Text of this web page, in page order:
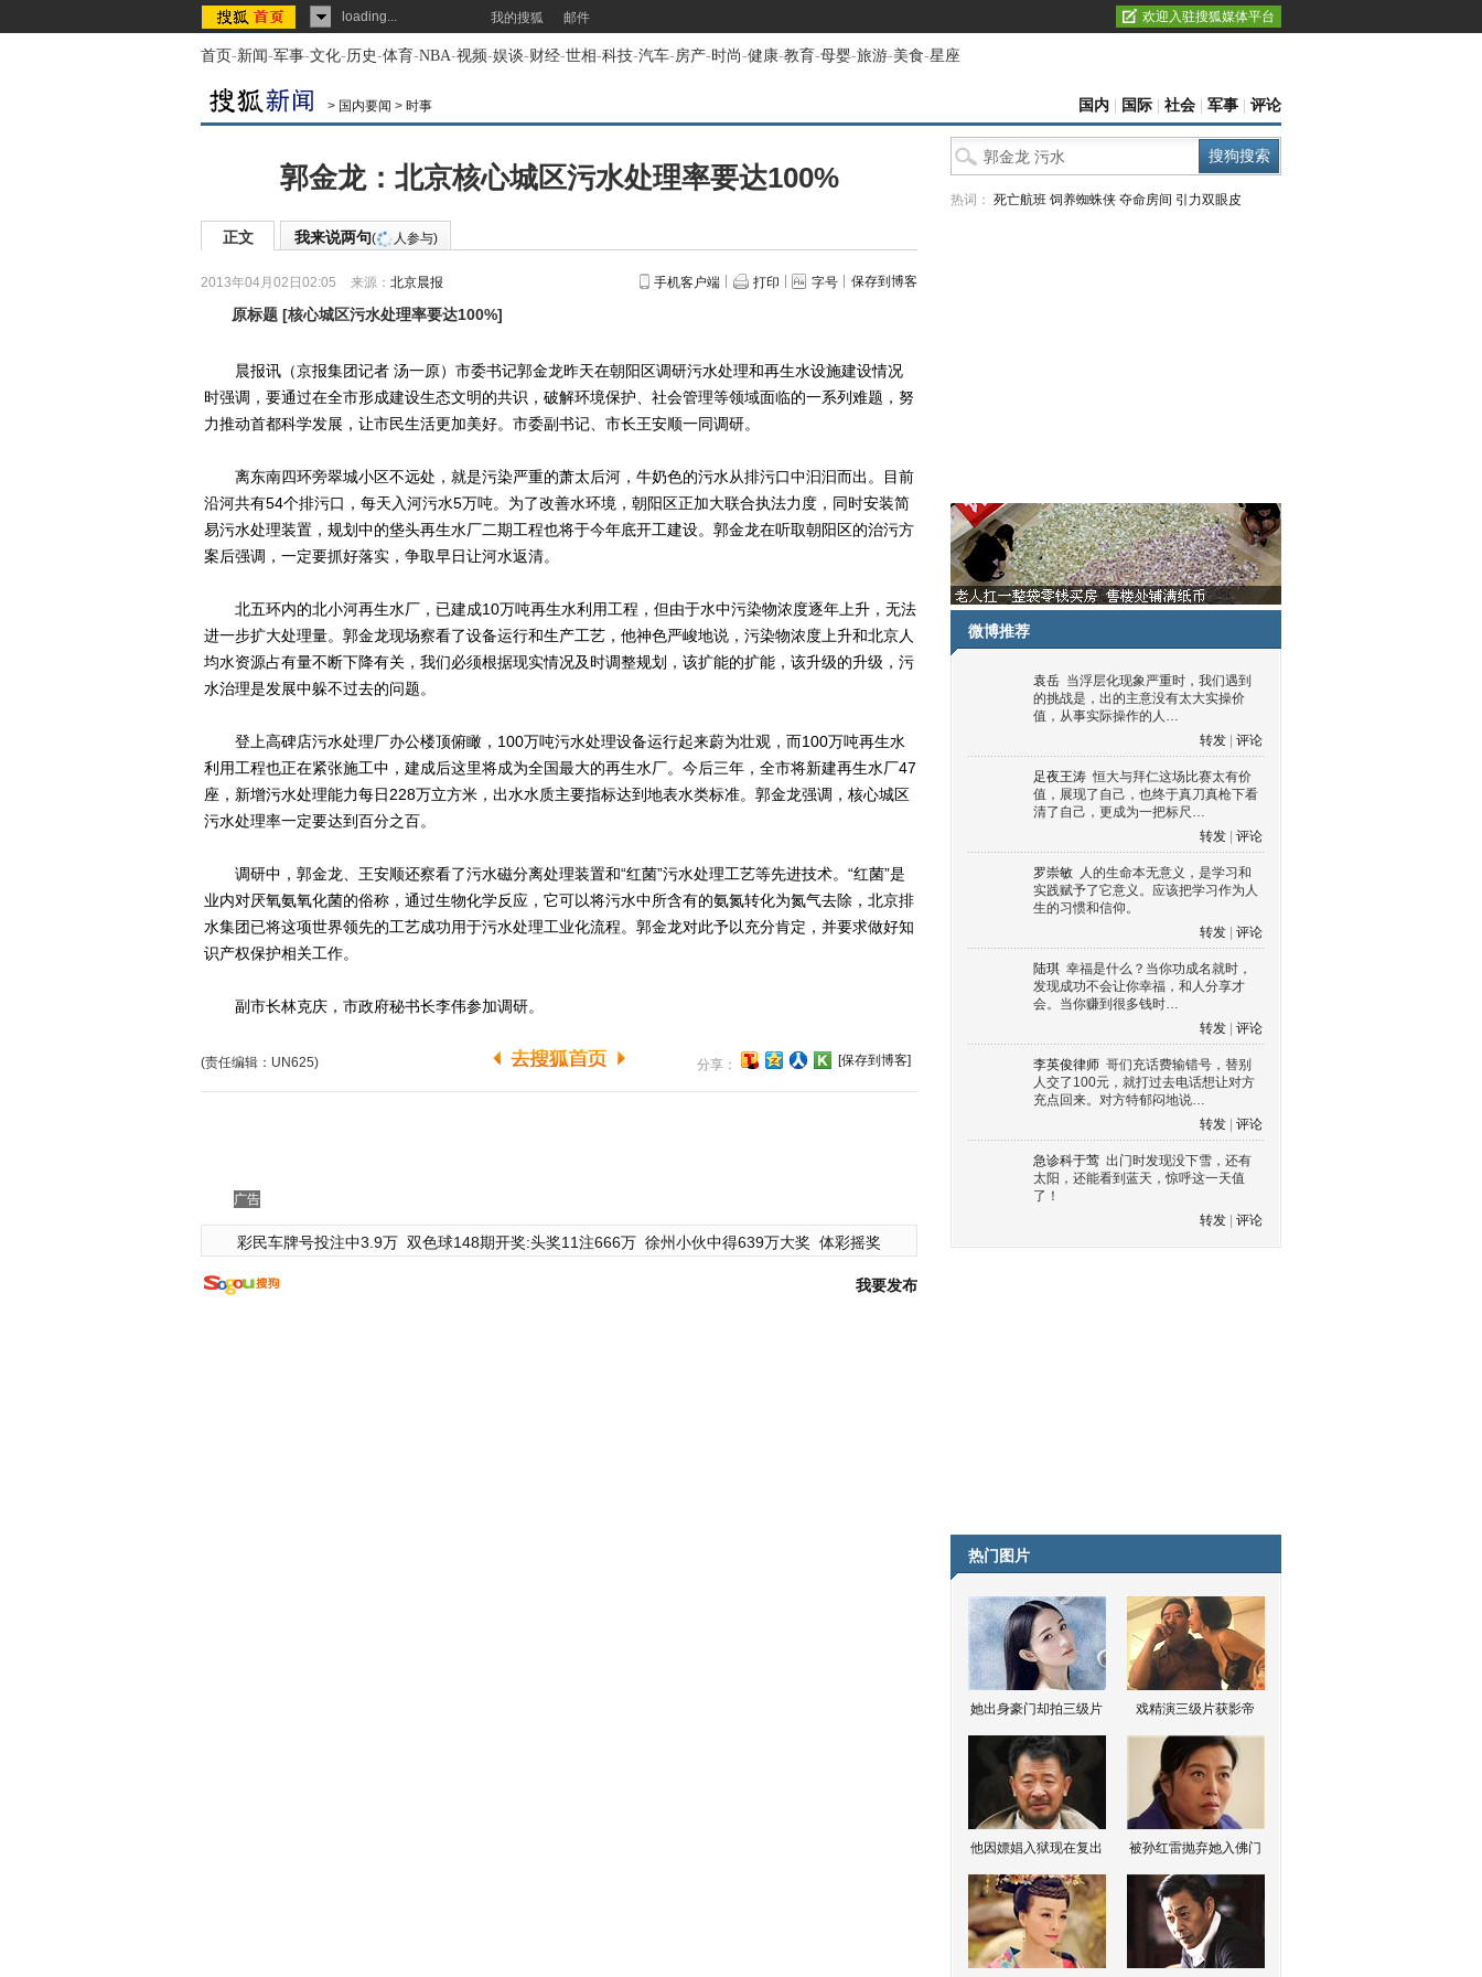
loading... 我的搜狐 邮件 欢迎入驻搜狐媒体平台
首页-新闻-军事-文化-历史-体育-NBA-视频-娱谈-财经-世相-科技-汽车-房产-时尚-健康-教育-母婴-旅游-美食-星座
> 国内要闻 > 时事 国内 国际 社会 军事 评论
郭金龙：北京核心城区污水处理率要达100%
正文 我来说两句( 人参与)
2013年04月02日02:05 来源： 北京晨报 手机客户端 打印 字号 保存到博客
原标题 [核心城区污水处理率要达100%]
晨报讯（京报集团记者 汤一原）市委书记郭金龙昨天在朝阳区调研污水处理和再生水设施建设情况
时强调，要通过在全市形成建设生态文明的共识，破解环境保护、社会管理等领域面临的一系列难题，努
力推动首都科学发展，让市民生活更加美好。市委副书记、市长王安顺一同调研。
离东南四环旁翠城小区不远处，就是污染严重的萧太后河，牛奶色的污水从排污口中汩汩而出。目前
沿河共有54个排污口，每天入河污水5万吨。为了改善水环境，朝阳区正加大联合执法力度，同时安装简
易污水处理装置，规划中的垡头再生水厂二期工程也将于今年底开工建设。郭金龙在听取朝阳区的治污方
案后强调，一定要抓好落实，争取早日让河水返清。
北五环内的北小河再生水厂，已建成10万吨再生水利用工程，但由于水中污染物浓度逐年上升，无法
进一步扩大处理量。郭金龙现场察看了设备运行和生产工艺，他神色严峻地说，污染物浓度上升和北京人
均水资源占有量不断下降有关，我们必须根据现实情况及时调整规划，该扩能的扩能，该升级的升级，污
水治理是发展中躲不过去的问题。
登上高碑店污水处理厂办公楼顶俯瞰，100万吨污水处理设备运行起来蔚为壮观，而100万吨再生水
利用工程也正在紧张施工中，建成后这里将成为全国最大的再生水厂。今后三年，全市将新建再生水厂47
座，新增污水处理能力每日228万立方米，出水水质主要指标达到地表水类标准。郭金龙强调，核心城区
污水处理率一定要达到百分之百。
调研中，郭金龙、王安顺还察看了污水磁分离处理装置和“红菌”污水处理工艺等先进技术。“红菌”是
业内对厌氧氨氧化菌的俗称，通过生物化学反应，它可以将污水中所含有的氨氮转化为氮气去除，北京排
水集团已将这项世界领先的工艺成功用于污水处理工业化流程。郭金龙对此予以充分肯定，并要求做好知
识产权保护相关工作。
副市长林克庆，市政府秘书长李伟参加调研。
(责任编辑：UN625) 分享： [保存到博客]
广告
彩民车牌号投注中3.9万 双色球148期开奖:头奖11注666万 徐州小伙中得639万大奖 体彩摇奖
我要发布
热词： 死亡航班 饲养蜘蛛侠 夺命房间 引力双眼皮
微博推荐
袁岳 当浮层化现象严重时，我们遇到
的挑战是，出的主意没有太大实操价
值，从事实际操作的人…
转发
评论
足夜王涛 恒大与拜仁这场比赛太有价
值，展现了自己，也终于真刀真枪下看
清了自己，更成为一把标尺…
转发
评论
罗崇敏 人的生命本无意义，是学习和
实践赋予了它意义。应该把学习作为人
生的习惯和信仰。
转发
评论
陆琪 幸福是什么？当你功成名就时，
发现成功不会让你幸福，和人分享才
会。当你赚到很多钱时…
转发
评论
李英俊律师 哥们充话费输错号，替别
人交了100元，就打过去电话想让对方
充点回来。对方特郁闷地说…
转发
评论
急诊科于莺 出门时发现没下雪，还有
太阳，还能看到蓝天，惊呼这一天值
了！
转发
评论
热门图片
她出身豪门却拍三级片 戏精演三级片获影帝
他因嫖娼入狱现在复出 被孙红雷抛弃她入佛门